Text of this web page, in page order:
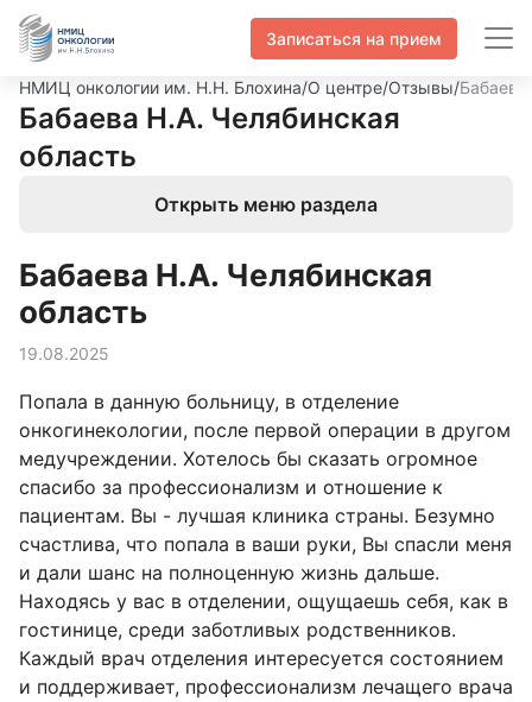
Записаться на прием
НМИЦ онкологии им. Н.Н. Блохина/О центре/Отзывы/
Бабаева Н.А. Челябинская
область
Открыть меню раздела
Бабаева Н.А. Челябинская
область
19.08.2025
Попала в данную больницу, в отделение
онкогинекологии, после первой операции в другом
медучреждении. Хотелось бы сказать огромное
спасибо за профессионализм и отношение к
пациентам. Вы - лучшая клиника страны. Безумно
счастлива, что попала в ваши руки, Вы спасли меня
и дали шанс на полноценную жизнь дальше.
Находясь у вас в отделении, ощущаешь себя, как в
гостинице, среди заботливых родственников.
Каждый врач отделения интересуется состоянием
и поддерживает, профессионализм лечащего врача